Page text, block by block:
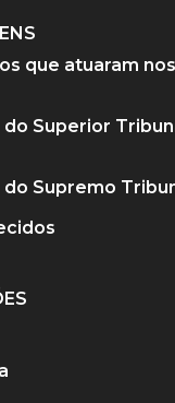
que atuaram
do Superior
Supremo